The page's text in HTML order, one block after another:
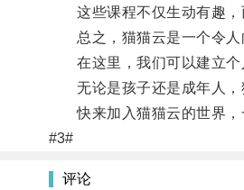
这些课程不仅生动有趣，
总之，猫猫云是一个令人
在这里，我们可以建立个
无论是孩子还是成年人，
快来加入猫猫云的世界，
#3#
评论